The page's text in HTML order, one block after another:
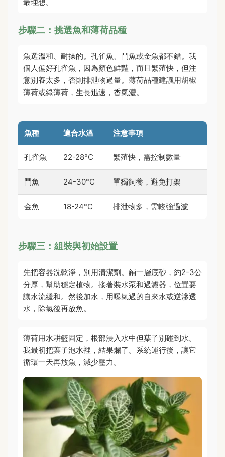
步驟二：挑選魚和薄荷品種
魚選溫和、耐操的。孔雀魚、鬥魚或金魚都不錯。我
個人偏好孔雀魚，因為顏色鮮豔，而且繁殖快，但注
意別養太多，否則排泄物過量。薄荷品種建議用胡椒
薄荷或綠薄荷，生長迅速，香氣濃。
魚種 適合水溫 注意事項
孔雀魚 22-28°C 繁殖快，需控制數量
鬥魚 24-30°C 單獨飼養，避免打架
金魚 18-24°C 排泄物多，需較強過濾
步驟三：組裝與初始設置
先把容器洗乾淨，別用清潔劑。鋪一層底砂，約2-3公
分厚，幫助穩定植物。接著裝水泵和過濾器，位置要
讓水流緩和。然後加水，用曝氣過的自來水或逆滲透
水，除氯後再放魚。
薄荷用水耕籃固定，根部浸入水中但葉子別碰到水。
我最初把葉子泡水裡，結果爛了。系統運行後，讓它
循環一天再放魚，減少壓力。